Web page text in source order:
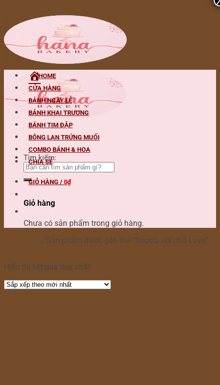
Tìm kiếm:
HOME
CỬA HÀNG
BÁNH NGÀY LỄ
BÁNH KHAI TRƯƠNG
BÁNH TIM ĐẬP
BÔNG LAN TRỨNG MUỐI
COMBO BÁNH & HOA
CHIA SẺ
GIỎ HÀNG / 0₫
Giỏ hàng
Chưa có sản phẩm trong giỏ hàng.
/ Sản phẩm được gắn thẻ “Socola với chữ Love”
Hiển thị kết quả duy nhất